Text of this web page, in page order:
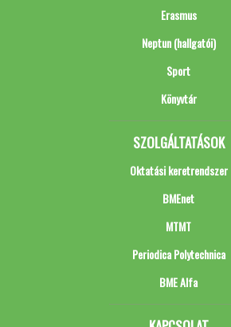
Erasmus
Neptun (hallgatói)
Sport
Könyvtár
SZOLGÁLTATÁSOK
Oktatási keretrendszer
BMEnet
MTMT
Periodica Polytechnica
BME Alfa